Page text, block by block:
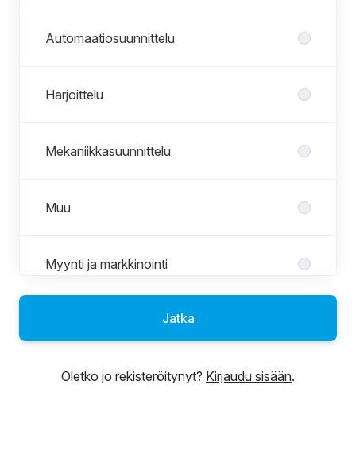
Automaatiosuunnittelu
Harjoittelu
Mekaniikkasuunnittelu
Muu
Myynti ja markkinointi
Sähkösuunnittelu
Jatka
Oletko jo rekisteröitynyt? Kirjaudu sisään.